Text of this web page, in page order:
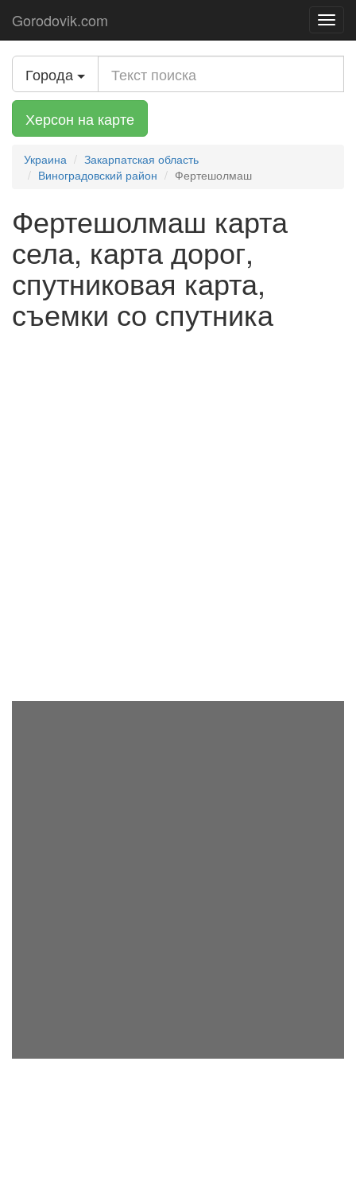
Gorodovik.com
Города
Херсон на карте
Украина
Закарпатская область
Виноградовский район
Фертешолмаш
Фертешолмаш карта
села, карта дорог,
спутниковая карта,
съемки со спутника